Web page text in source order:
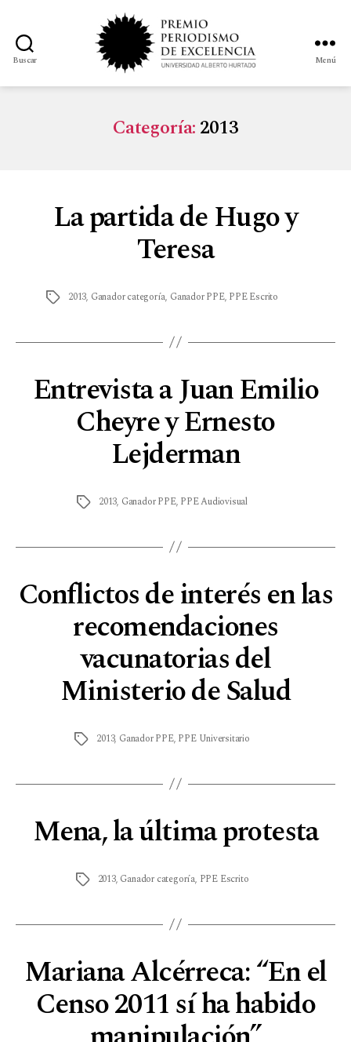
Buscar Menú
Categoría:2013
La partida de Hugo y
Teresa
2013, Ganador categoría, Ganador PPE, PPE Escrito
Entrevista a Juan Emilio
Cheyre y Ernesto
Lejderman
2013, Ganador PPE, PPE Audiovisual
Conflictos de interés en las
recomendaciones
vacunatorias del
Ministerio de Salud
2013, Ganador PPE, PPE Universitario
Mena, la última protesta
2013, Ganador categoría, PPE Escrito
Mariana Alcérreca: “En el
Censo 2011 sí ha habido